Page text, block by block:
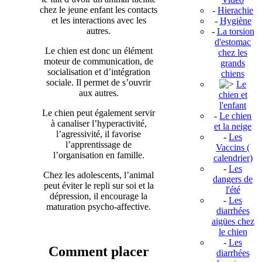
chez le jeune enfant les contacts
et les interactions avec les
autres.
Le chien est donc un élément
moteur de communication, de
socialisation et d’intégration
sociale. Il permet de s’ouvrir
aux autres.
Le chien peut également servir
à canaliser l’hyperactivité,
l’agressivité, il favorise
l’apprentissage de
l’organisation en famille.
Chez les adolescents, l’animal
peut éviter le repli sur soi et la
dépression, il encourage la
maturation psycho-affective.
Comment placer
- Hierachie
- Hygiène
- La torsion
d'estomac
chez les
grands
chiens
Le
chien et
l'enfant
- Le chien
et la neige
- Les
Vaccins (
calendrier)
- Les
dangers de
l'été
- Les
diarrhées
aigües chez
le chien
- Les
diarrhées